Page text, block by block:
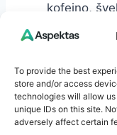
To provide the best
store and/or access
technologies will allow
unique IDs on this site.
adversely affect certain
kofeino,
ir per karštų
Šie šaltiniai
svarbiausia –
žolelių arbata